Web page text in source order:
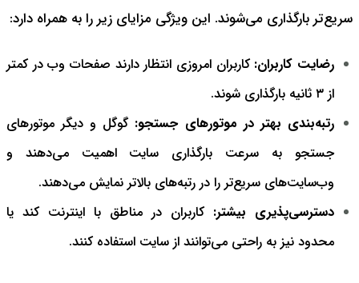
سریع‌تر بارگذاری می‌شوند. این ویژگی مزایای زیر را به همراه دارد:
رضایت کاربران:کاربران امروزی انتظار دارند صفحات وب در کمتر
از ۳ ثانیه بارگذاری شوند.
رتبه‌بندی بهتر در موتورهای جستجو: گوگل و دیگر موتورهای
جستجو به سرعت بارگذاری سایت اهمیت می‌دهند و
وب‌سایت‌های سریع‌تر را در رتبه‌های بالاتر نمایش می‌دهند.
دسترسی‌پذیری بیشتر: کاربران در مناطق با اینترنت کند یا
محدود نیز به راحتی می‌توانند از سایت استفاده کنند.